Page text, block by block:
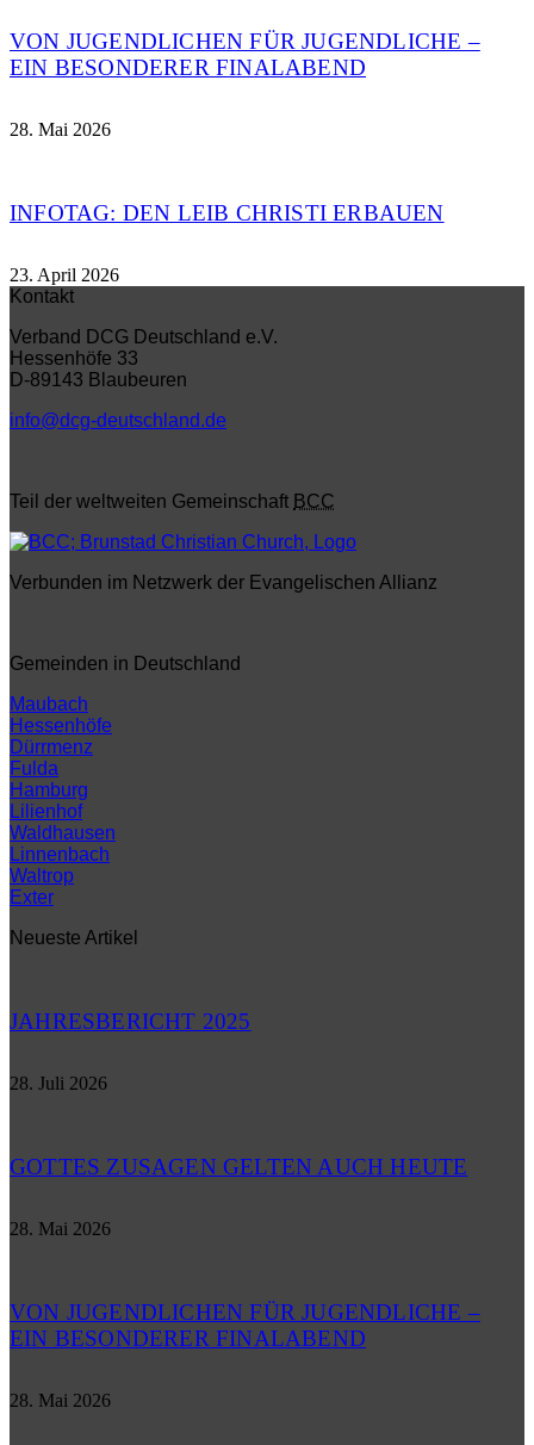
VON JUGENDLICHEN FÜR JUGENDLICHE –
EIN BESONDERER FINALABEND
28. Mai 2026
INFOTAG: DEN LEIB CHRISTI ERBAUEN
23. April 2026
Kontakt
Verband DCG Deutschland e.V.
Hessenhöfe 33
D-89143 Blaubeuren
info@dcg-deutschland.de
Teil der weltweiten Gemeinschaft BCC
Verbunden im Netzwerk der Evangelischen Allianz
Gemeinden in Deutschland
Maubach
Hessenhöfe
Dürrmenz
Fulda
Hamburg
Lilienhof
Waldhausen
Linnenbach
Waltrop
Exter
Neueste Artikel
JAHRESBERICHT 2025
28. Juli 2026
GOTTES ZUSAGEN GELTEN AUCH HEUTE
28. Mai 2026
VON JUGENDLICHEN FÜR JUGENDLICHE –
EIN BESONDERER FINALABEND
28. Mai 2026